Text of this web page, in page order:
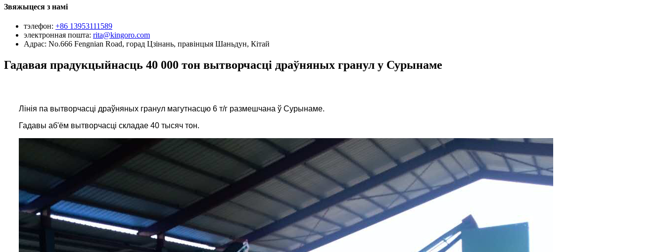
Звяжыцеся з намі
тэлефон: +86 13953111589
электронная пошта: rita@kingoro.com
Адрас: No.666 Fengnian Road, горад Цзінань, правінцыя Шаньдун, Кітай
Гадавая прадукцыйнасць 40 000 тон вытворчасці драўняных гранул у Сурынаме
Лінія па вытворчасці драўняных гранул магутнасцю 6 т/г размешчана ў Сурынаме.
Гадавы аб'ём вытворчасці складае 40 тысяч тон.